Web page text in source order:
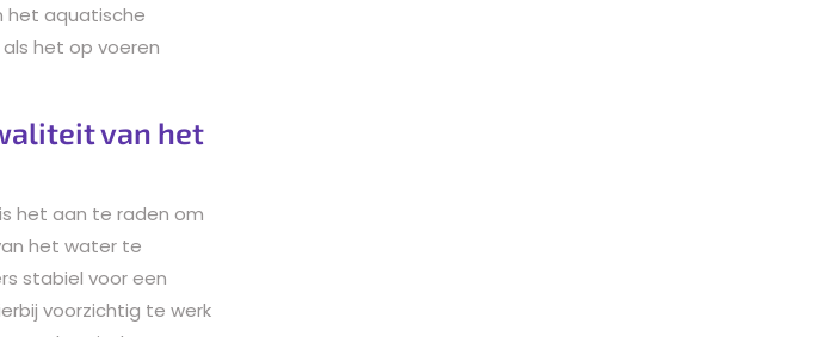
het aquatische
het op voeren
van het
het aan te raden om
het water te
stabiel voor een
voorzichtig te werk